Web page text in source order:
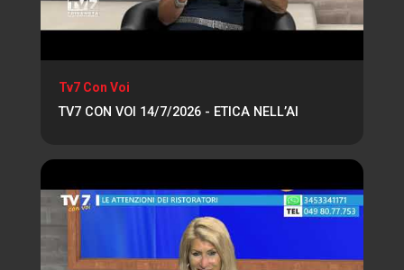
Tv7 Con Voi
TV7 CON VOI 14/7/2026 - ETICA NELL’AI